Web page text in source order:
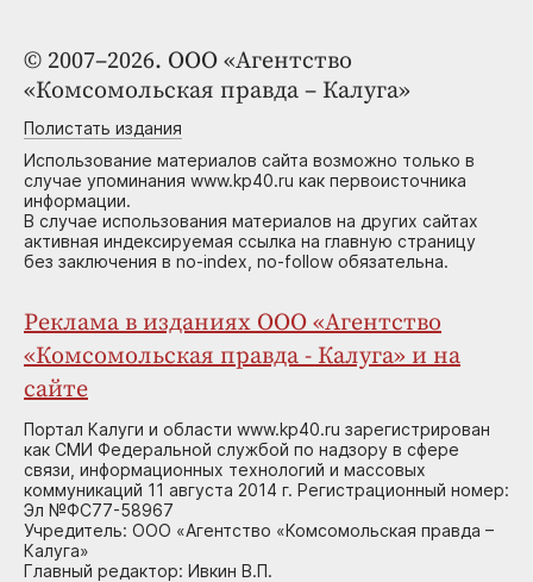
© 2007–2026. ООО «Агентство
«Комсомольская правда – Калуга»
Полистать издания
Использование материалов сайта возможно только в
случае упоминания www.kp40.ru как первоисточника
информации.
В случае использования материалов на других сайтах
активная индексируемая ссылка на главную страницу
без заключения в no-index, no-follow обязательна.
Реклама в изданиях ООО «Агентство
«Комсомольская правда - Калуга» и на
сайте
Портал Калуги и области www.kp40.ru зарегистрирован
как СМИ Федеральной службой по надзору в сфере
связи, информационных технологий и массовых
коммуникаций 11 августа 2014 г. Регистрационный номер:
Эл №ФС77-58967
Учредитель: ООО «Агентство «Комсомольская правда –
Калуга»
Главный редактор: Ивкин В.П.